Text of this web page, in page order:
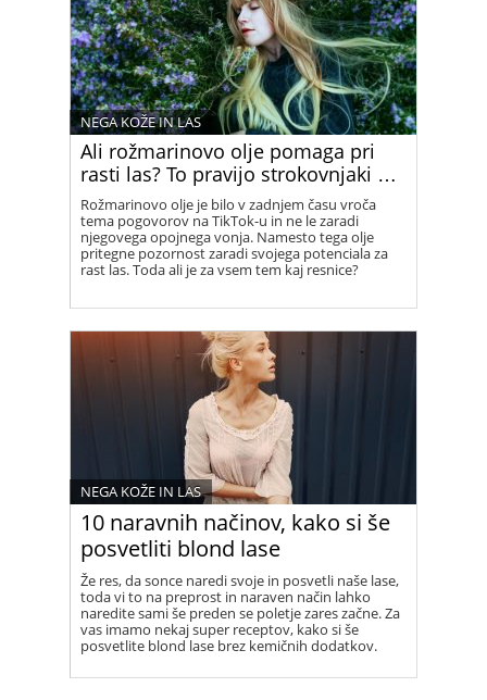
Ali rožmarinovo olje pomaga pri
rasti las? To pravijo strokovnjaki …
NEGA KOŽE IN LAS
Rožmarinovo olje je bilo v zadnjem času vroča
tema pogovorov na TikTok-u in ne le zaradi
njegovega opojnega vonja. Namesto tega olje
pritegne pozornost zaradi svojega potenciala za
rast las. Toda ali je za vsem tem kaj resnice?
10 naravnih načinov, kako si še
posvetliti blond lase
NEGA KOŽE IN LAS
Že res, da sonce naredi svoje in posvetli naše lase,
toda vi to na preprost in naraven način lahko
naredite sami še preden se poletje zares začne. Za
vas imamo nekaj super receptov, kako si še
posvetlite blond lase brez kemičnih dodatkov.